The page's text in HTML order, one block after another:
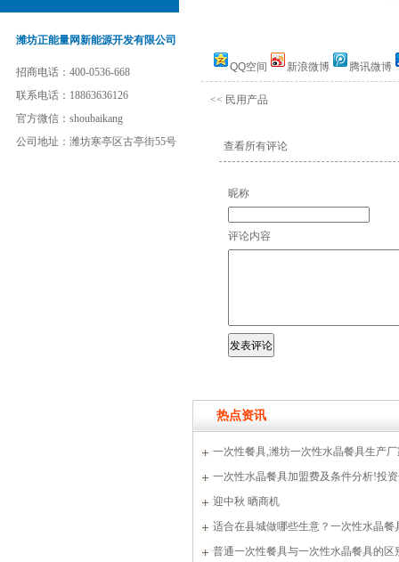
潍坊正能量网新能源开发有限公司
招商电话：400-0536-668
联系电话：18863636126
官方微信：shoubaikang
公司地址：潍坊寒亭区古亭街55号
QQ空间 新浪微博 腾讯微博
<< 民用产品
查看所有评论
昵称
评论内容
热点资讯
一次性餐具,潍坊一次性水晶餐具生产厂
一次性水晶餐具加盟费及条件分析!投
迎中秋 晒商机
适合在县城做哪些生意？一次性水晶
普通一次性餐具与一次性水晶餐具的区